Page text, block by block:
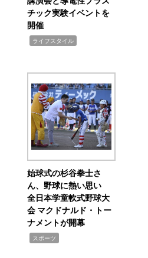
チック実験イベントを
開催
ライフスタイル
始球式の杉谷拳士さ
ん、野球に熱い思い
全日本学童軟式野球大
会 マクドナルド・トー
ナメントが開幕
スポーツ